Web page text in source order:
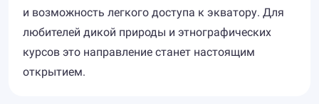
и возможность легкого доступа к экватору. Для
любителей дикой природы и этнографических
курсов это направление станет настоящим
открытием.